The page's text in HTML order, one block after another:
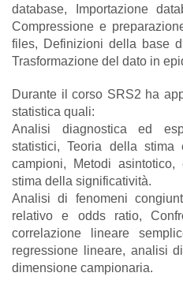
database, Importazione
Compressione e
files, Definizioni della base
Trasformazione del dato in
Durante il corso SRS2 ha
statistica quali:
Analisi diagnostica ed
statistici, Teoria della stima
campioni, Metodi
stima della significatività.
Analisi di fenomeni
relativo e odds ratio,
correlazione lineare
regressione lineare, analisi
dimensione campionaria.